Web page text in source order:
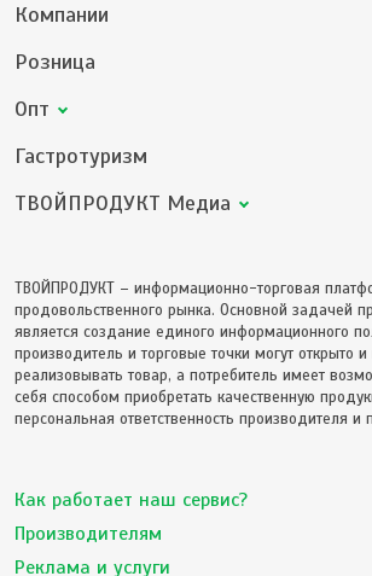
Компании
Розница
Опт
Гастротуризм
ТВОЙПРОДУКТ Медиа
ТВОЙПРОДУКТ – информационно-торговая
продовольственного рынка. Основной задачей
является создание единого информационного
производитель и торговые точки могут открыто
реализовывать товар, а потребитель имеет
себя способом приобретать качественную
персональная ответственность производителя и
Как работает наш сервис?
Производителям
Реклама и услуги